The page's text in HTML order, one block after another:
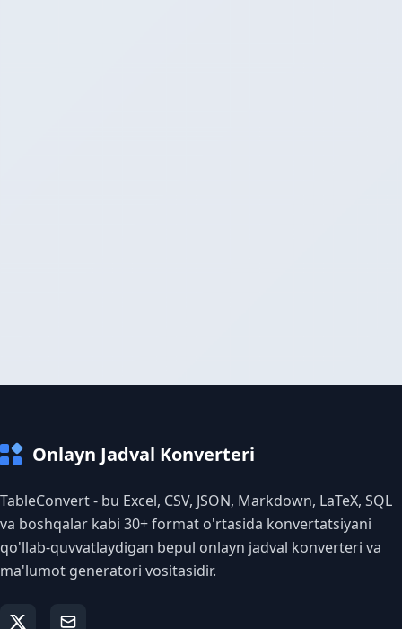
Onlayn Jadval Konverteri
TableConvert - bu Excel, CSV, JSON, Markdown, LaTeX, SQL
va boshqalar kabi 30+ format o'rtasida konvertatsiyani
qo'llab-quvvatlaydigan bepul onlayn jadval konverteri va
ma'lumot generatori vositasidir.